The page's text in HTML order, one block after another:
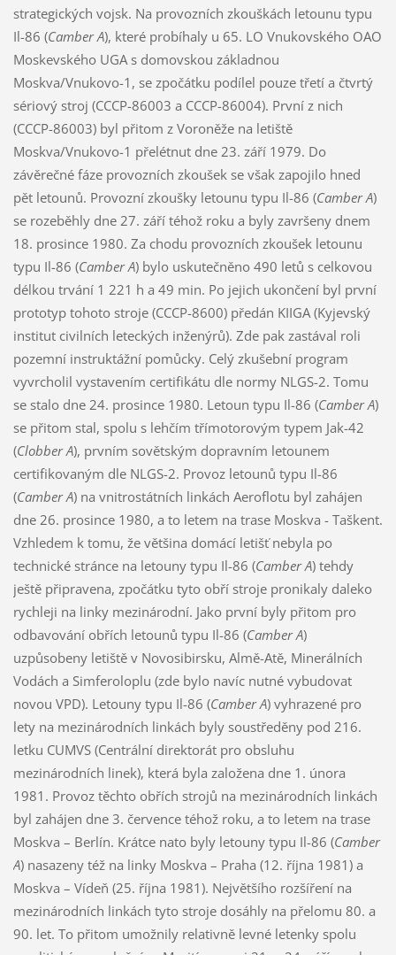
strategických vojsk. Na provozních zkouškách letounu typu
Il-86 (Camber A), které probíhaly u 65. LO Vnukovského OAO
Moskevského UGA s domovskou základnou
Moskva/Vnukovo-1, se zpočátku podílel pouze třetí a čtvrtý
sériový stroj (CCCP-86003 a CCCP-86004). První z nich
(CCCP-86003) byl přitom z Voroněže na letiště
Moskva/Vnukovo-1 přelétnut dne 23. září 1979. Do
závěrečné fáze provozních zkoušek se však zapojilo hned
pět letounů. Provozní zkoušky letounu typu Il-86 (Camber A)
se rozeběhly dne 27. září téhož roku a byly završeny dnem
18. prosince 1980. Za chodu provozních zkoušek letounu
typu Il-86 (Camber A) bylo uskutečněno 490 letů s celkovou
délkou trvání 1 221 h a 49 min. Po jejich ukončení byl první
prototyp tohoto stroje (CCCP-8600) předán KIIGA (Kyjevský
institut civilních leteckých inženýrů). Zde pak zastával roli
pozemní instruktážní pomůcky. Celý zkušební program
vyvrcholil vystavením certifikátu dle normy NLGS-2. Tomu
se stalo dne 24. prosince 1980. Letoun typu Il-86 (Camber A)
se přitom stal, spolu s lehčím třímotorovým typem Jak-42
(Clobber A), prvním sovětským dopravním letounem
certifikovaným dle NLGS-2. Provoz letounů typu Il-86
(Camber A) na vnitrostátních linkách Aeroflotu byl zahájen
dne 26. prosince 1980, a to letem na trase Moskva - Taškent.
Vzhledem k tomu, že většina domácí letišť nebyla po
technické stránce na letouny typu Il-86 (Camber A) tehdy
ještě připravena, zpočátku tyto obří stroje pronikaly daleko
rychleji na linky mezinárodní. Jako první byly přitom pro
odbavování obřích letounů typu Il-86 (Camber A)
uzpůsobeny letiště v Novosibirsku, Almě-Atě, Minerálních
Vodách a Simferoloplu (zde bylo navíc nutné vybudovat
novou VPD). Letouny typu Il-86 (Camber A) vyhrazené pro
lety na mezinárodních linkách byly soustředěny pod 216.
letku CUMVS (Centrální direktorát pro obsluhu
mezinárodních linek), která byla založena dne 1. února
1981. Provoz těchto obřích strojů na mezinárodních linkách
byl zahájen dne 3. července téhož roku, a to letem na trase
Moskva – Berlín. Krátce nato byly letouny typu Il-86 (Camber
A) nasazeny též na linky Moskva – Praha (12. října 1981) a
Moskva – Vídeň (25. října 1981). Největšího rozšíření na
mezinárodních linkách tyto stroje dosáhly na přelomu 80. a
90. let. To přitom umožnily relativně levné letenky spolu